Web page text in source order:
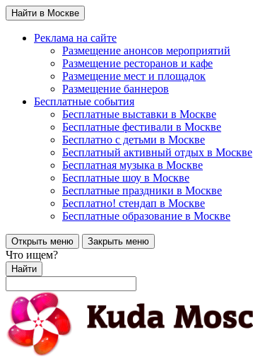
Найти в Москве
Реклама на сайте
Размещение анонсов мероприятий
Размещение ресторанов и кафе
Размещение мест и площадок
Размещение баннеров
Бесплатные события
Бесплатные выставки в Москве
Бесплатные фестивали в Москве
Бесплатно с детьми в Москве
Бесплатный активный отдых в Москве
Бесплатная музыка в Москве
Бесплатные шоу в Москве
Бесплатные праздники в Москве
Бесплатно! стендап в Москве
Бесплатные образование в Москве
Открыть меню Закрыть меню
Что ищем?
Найти